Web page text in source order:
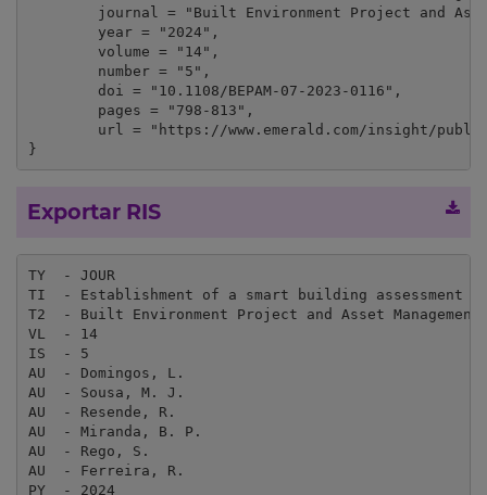
}
Exportar RIS
TY  - JOUR
TI  - Establishment of a smart building assessment
T2  - Built Environment Project and Asset Management
VL  - 14
IS  - 5
AU  - Domingos, L.
AU  - Sousa, M. J.
AU  - Resende, R.
AU  - Miranda, B. P.
AU  - Rego, S.
AU  - Ferreira, R.
PY  - 2024